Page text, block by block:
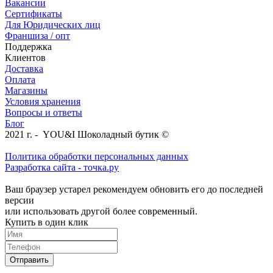
Вакансии
Сертификаты
Для Юридических лиц
Франшиза / опт
Поддержка
Клиентов
Доставка
Оплата
Магазины
Условия хранения
Вопросы и ответы
Блог
2021 г. - YOU&I Шоколадный бутик ©
Политика обработки персональных данных
Разработка сайта - точка.ру
Ваш браузер устарел рекомендуем обновить его до последней
версии
или использовать другой более современный.
Купить в один клик
Отправить